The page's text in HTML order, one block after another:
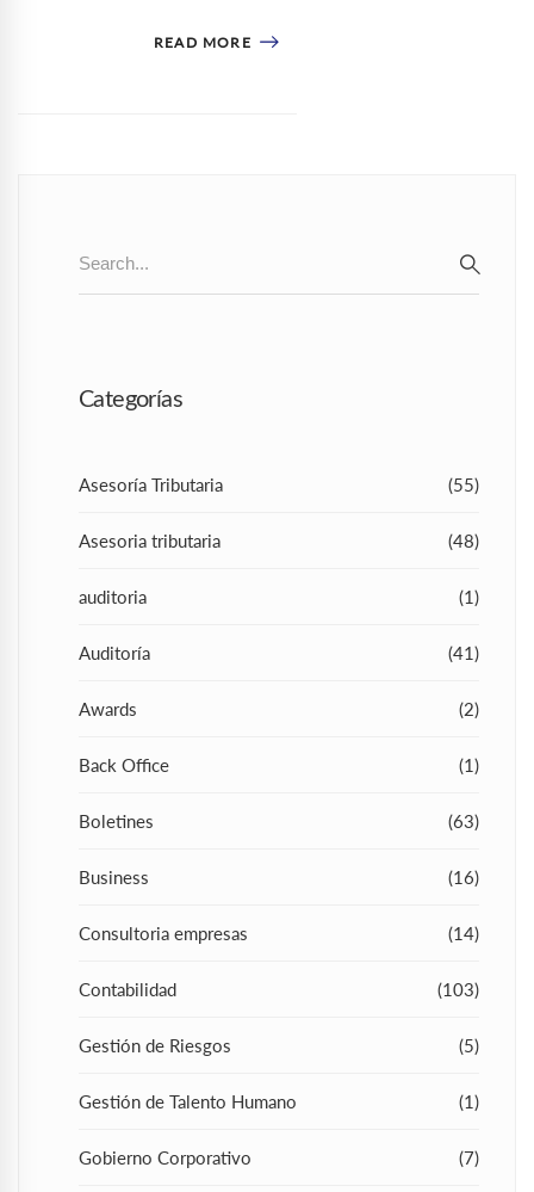
READ MORE
for:
Categorías
Asesoría Tributaria (55)
Asesoria tributaria (48)
auditoria (1)
Auditoría (41)
Awards (2)
Back Office (1)
Boletines (63)
Business (16)
Consultoria empresas (14)
Contabilidad (103)
Gestión de Riesgos (5)
Gestión de Talento Humano (1)
Gobierno Corporativo (7)